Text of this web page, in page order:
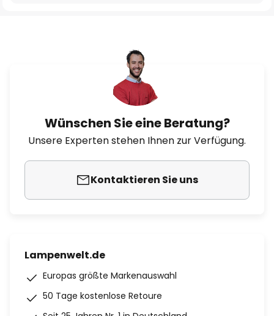
Wünschen Sie eine Beratung?
Unsere Experten stehen Ihnen zur Verfügung.
Kontaktieren Sie uns
Lampenwelt.de
Europas größte Markenauswahl
50 Tage kostenlose Retoure